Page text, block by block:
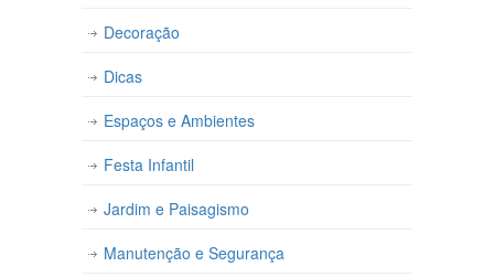
Decoração
Dicas
Espaços e Ambientes
Festa Infantil
Jardim e Paisagismo
Manutenção e Segurança